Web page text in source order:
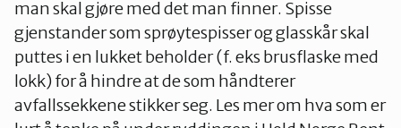
man skal gjøre med det man finner. Spisse
gjenstander som sprøytespisser og glasskår skal
puttes i en lukket beholder (f. eks brusflaske med
lokk) for å hindre at de som håndterer
avfallssekkene stikker seg. Les mer om hva som er